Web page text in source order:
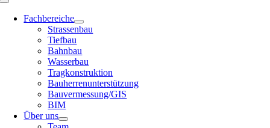
Toggle
NavigationFachbereiche
Strassenbau
Tiefbau
Bahnbau
Wasserbau
Tragkonstruktion
Bauherrenunterstützung
Bauvermessung/GIS
BIM
Über uns